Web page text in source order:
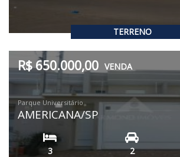
TERRENO
R$ 650.000,00 VENDA
Parque Universitário
AMERICANA/SP
3 2